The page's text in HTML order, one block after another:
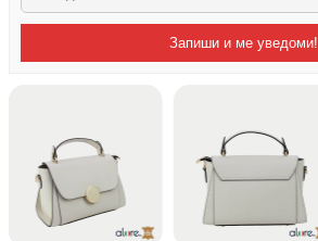
Запиши и ме уведоми!